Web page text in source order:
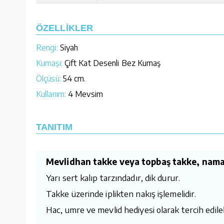
ÖZELLİKLER
Rengi: Siyah
Kumaşı: Çift Kat Desenli Bez Kumaş
Ölçüsü: 54 cm.
Kullanım: 4 Mevsim
TANITIM
Mevlidhan takke veya topbaş takke,
Yarı sert kalıp tarzındadır, dik durur.
Takke üzerinde iplikten nakış işlemelidir.
Hac, umre ve mevlid hediyesi olarak tercih